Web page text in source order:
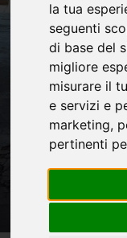
la tua
seguenti
di base del
migliore
misurare il
e servizi e
marketing,
pertinenti